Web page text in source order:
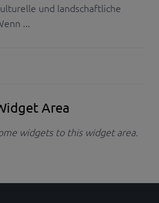
und landschaftliche
...
Area
widgets to this widget area.